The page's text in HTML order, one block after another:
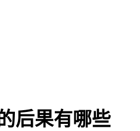
后果有哪些